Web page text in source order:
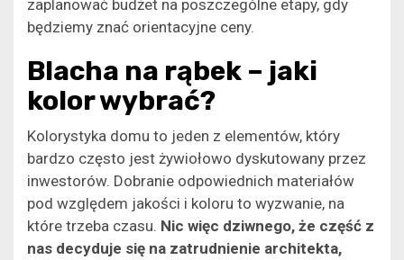
zaplanować budżet na poszczególne etapy, gdy
będziemy znać orientacyjne ceny.
Blacha na rąbek – jaki
kolor wybrać?
Kolorystyka domu to jeden z elementów, który
bardzo często jest żywiołowo dyskutowany przez
inwestorów. Dobranie odpowiednich materiałów
pod względem jakości i koloru to wyzwanie, na
które trzeba czasu. Nic więc dziwnego, że część z
nas decyduje się na zatrudnienie architekta,